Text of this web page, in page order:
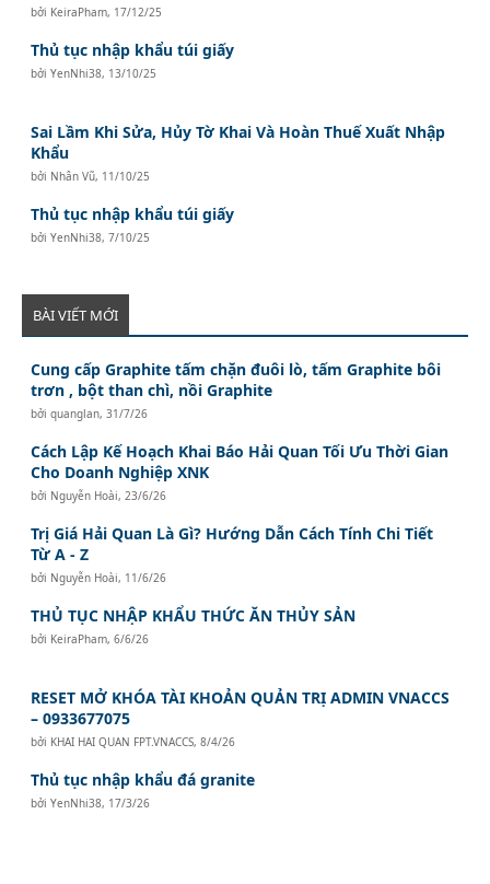
bởi KeiraPham, 17/12/25
Thủ tục nhập khẩu túi giấy
bởiYenNhi38, 13/10/25
Sai Lầm Khi Sửa, Hủy Tờ Khai Và Hoàn Thuế Xuất Nhập
Khẩu
bởi Nhân Vũ, 11/10/25
Thủ tục nhập khẩu túi giấy
bởiYenNhi38,7/10/25
BÀI VIẾT MỚI
Cung cấp Graphite tấm chặn đuôi lò, tấm Graphite bôi
trơn , bột than chì, nồi Graphite
bởiquanglan,31/7/26
Cách Lập Kế Hoạch Khai Báo Hải Quan Tối Ưu Thời Gian
Cho Doanh Nghiệp XNK
bởi Nguyễn Hoài, 23/6/26
Trị Giá Hải Quan Là Gì? Hướng Dẫn Cách Tính Chi Tiết
Từ A - Z
bởi Nguyễn Hoài, 11/6/26
THỦ TỤC NHẬP KHẨU THỨC ĂN THỦY SẢN
bởi KeiraPham,6/6/26
RESET MỞ KHÓA TÀI KHOẢN QUẢN TRỊ ADMIN VNACCS
– 0933677075
bởi KHAI HAI QUAN FPT.VNACCS,8/4/26
Thủ tục nhập khẩu đá granite
bởiYenNhi38, 17/3/26